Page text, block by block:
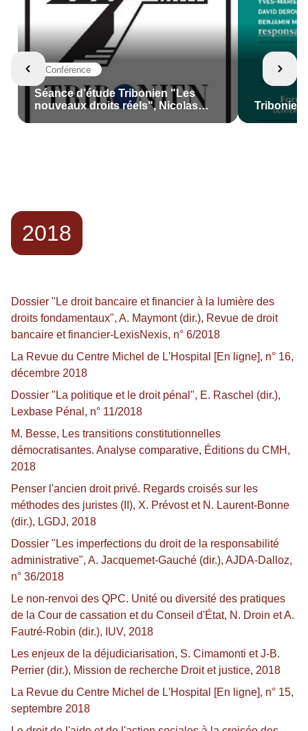
Conférence
Séance d’étude Tribonien "Les
nouveaux droits réels", Nicolas
Tribonien
2018
Dossier "Le droit bancaire et financier à la lumière des
droits fondamentaux", A. Maymont (dir.), Revue de droit
bancaire et financier-LexisNexis, n° 6/2018
La Revue du Centre Michel de L'Hospital [En ligne], n° 16,
décembre 2018
Dossier "La politique et le droit pénal", E. Raschel (dir.),
Lexbase Pénal, n° 11/2018
M. Besse, Les transitions constitutionnelles
démocratisantes. Analyse comparative, Éditions du CMH,
2018
Penser l'ancien droit privé. Regards croisés sur les
méthodes des juristes (II), X. Prévost et N. Laurent-Bonne
(dir.), LGDJ, 2018
Dossier "Les imperfections du droit de la responsabilité
administrative", A. Jacquemet-Gauché (dir.), AJDA-Dalloz,
n° 36/2018
Le non-renvoi des QPC. Unité ou diversité des pratiques
de la Cour de cassation et du Conseil d'État, N. Droin et A.
Fautré-Robin (dir.), IUV, 2018
Les enjeux de la déjudiciarisation, S. Cimamonti et J-B.
Perrier (dir.), Mission de recherche Droit et justice, 2018
La Revue du Centre Michel de L'Hospital [En ligne], n° 15,
septembre 2018